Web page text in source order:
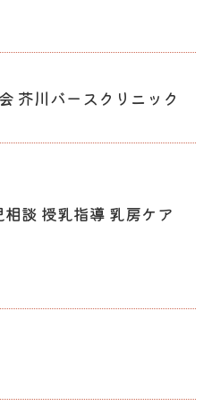
芥川バースクリニック
談 授乳指導 乳房ケア